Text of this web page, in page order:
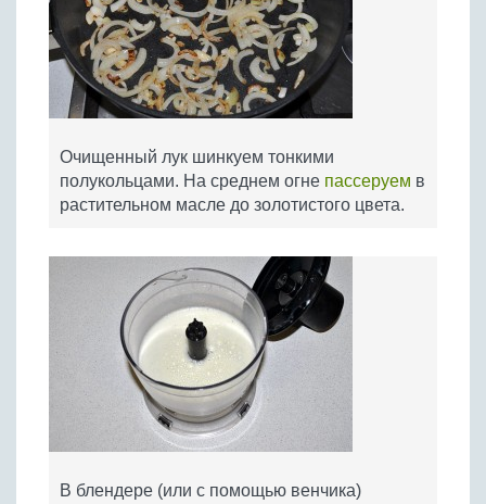
Очищенный лук шинкуем тонкими
полукольцами. На среднем огне пассеруем в
растительном масле до золотистого цвета.
В блендере (или с помощью венчика)